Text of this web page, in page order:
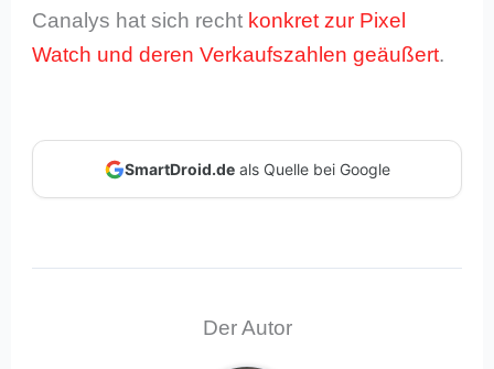
Canalys hat sich recht konkret zur Pixel
Watch und deren Verkaufszahlen geäußert.
SmartDroid.deals Quelle bei Google
Der Autor